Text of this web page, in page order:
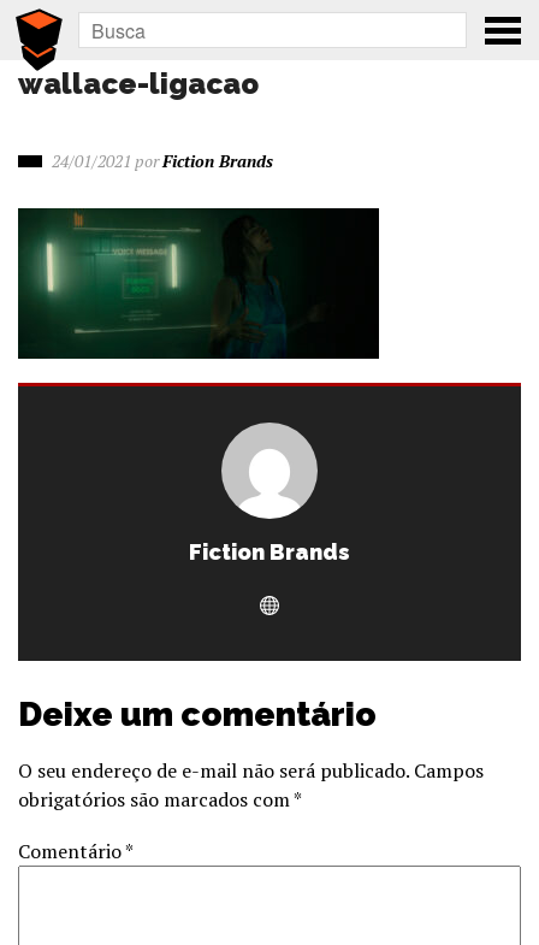
wallace-ligacao
24/01/2021 porFiction Brands
Fiction Brands
Deixe um comentário
O seu endereço de e-mail não será publicado. Campos
obrigatórios são marcados com*
Comentário*